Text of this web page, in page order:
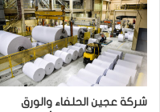
شركة عجين الحلفاء والورق